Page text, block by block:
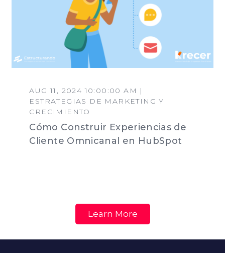
AUG 11, 2024 10:00:00 AM |
ESTRATEGIAS DE MARKETING Y
CRECIMIENTO
Cómo Construir Experiencias de
Cliente Omnicanal en HubSpot
Learn More